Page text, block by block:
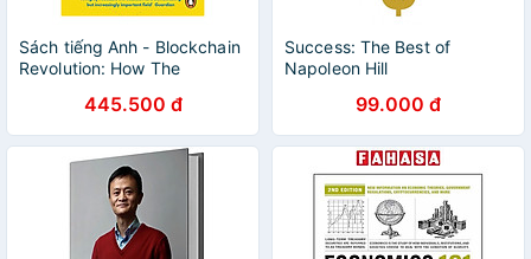
Sách tiếng Anh - Blockchain
Revolution: How The
Changing Money, Business,
And The World
445.500 đ
Success: The Best of
Napoleon Hill
99.000 đ